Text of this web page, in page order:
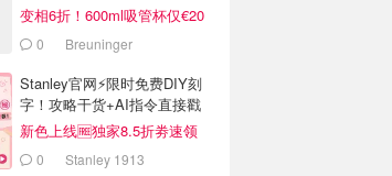
变相6折！600ml吸管杯仅€20
0 Breuninger
Stanley官网⚡️限时免费DIY刻
字！攻略干货+AI指令直接戳
新色上线🆓独家8.5折劵速领
0 Stanley 1913